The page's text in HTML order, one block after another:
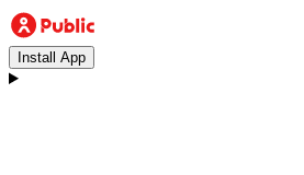
Install App